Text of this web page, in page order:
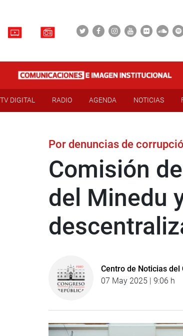
TV DIGITAL RADIO AGENDA NOTICIAS
Por denuncias de
Comisión
del Minedu
Centro de Noticias del
07 May 2025 | 9:06 h